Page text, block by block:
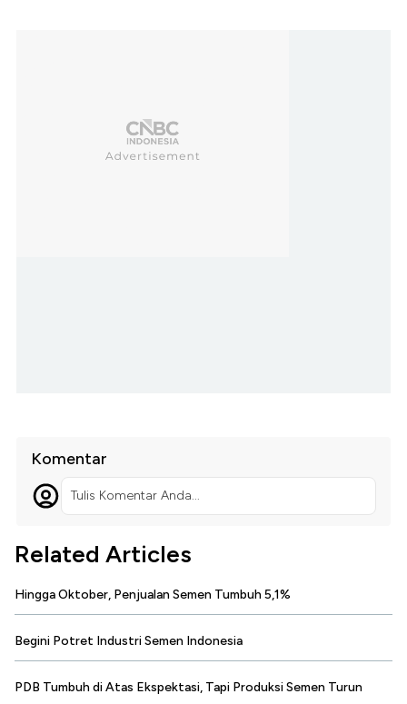
Komentar
Tulis Komentar Anda...
Related Articles
Hingga Oktober, Penjualan Semen Tumbuh 5,1%
Begini Potret Industri Semen Indonesia
PDB Tumbuh di Atas Ekspektasi, Tapi Produksi Semen Turun